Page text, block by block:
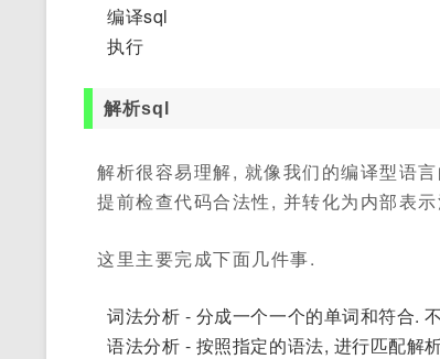
编译sql
执行
解析sql
解析很容易理解, 就像我们的编译型语
提前检查代码合法性, 并转化为内部表示
这里主要完成下面几件事.
词法分析 - 分成一个一个的单词和符合.
语法分析 - 按照指定的语法, 进行匹配解